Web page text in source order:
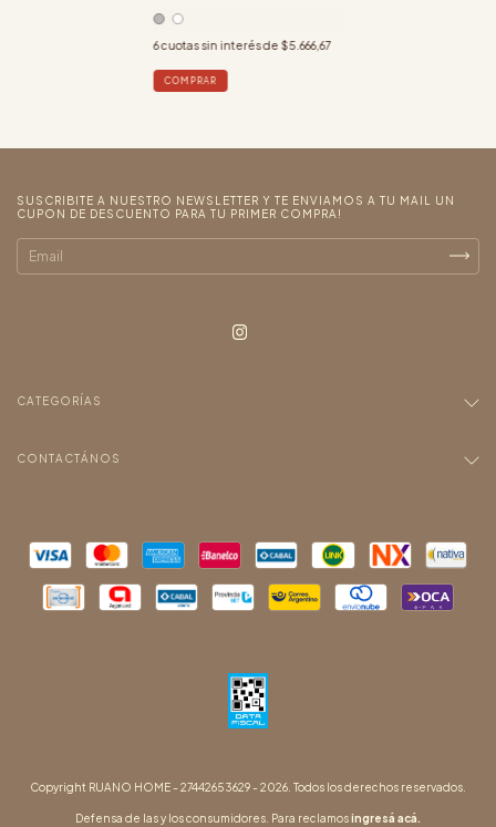
6cuotas sin interés de $5.666,67
COMPRAR
SUSCRIBITE A NUESTRO NEWSLETTER Y TE ENVIAMOS A TU MAIL UN
CUPON DE DESCUENTO PARA TU PRIMER COMPRA!
CATEGORÍAS
CONTACTÁNOS
Copyright RUANO HOME - 27442653629 - 2026. Todos los derechos reservados.
Defensa de las y los consumidores. Para reclamosingresá acá.